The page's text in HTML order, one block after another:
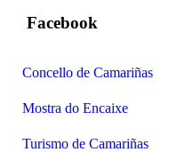
Facebook
Concello de Camariñas
Mostra do Encaixe
Turismo de Camariñas